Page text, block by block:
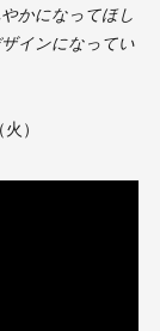
かになってほし
インになってい
）